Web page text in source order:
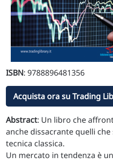
ISBN: 9788896481356
Acquista ora su Trading
Abstract: Un libro che
anche dissacrante quelli
tecnica classica.
Un mercato in tendenza è